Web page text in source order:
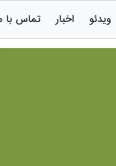
ویدئو اخبار تماس با